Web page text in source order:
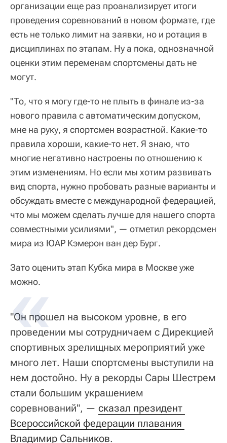
организации еще раз проанализирует итоги
проведения соревнований в новом формате, где
есть не только лимит на заявки, но и ротация в
дисциплинах по этапам. Ну а пока, однозначной
оценки этим переменам спортсмены дать не
могут.
"То, что я могу где-то не плыть в финале из-за
нового правила с автоматическим допуском,
мне на руку, я спортсмен возрастной. Какие-то
правила хороши, какие-то нет. Я знаю, что
многие негативно настроены по отношению к
этим изменениям. Но если мы хотим развивать
вид спорта, нужно пробовать разные варианты и
обсуждать вместе с международной федерацией,
что мы можем сделать лучше для нашего спорта
совместными усилиями", — отметил рекордсмен
мира из ЮАР Кэмерон ван дер Бург.
Зато оценить этап Кубка мира в Москве уже
можно.
"Он прошел на высоком уровне, в его
проведении мы сотрудничаем с Дирекцией
спортивных зрелищных мероприятий уже
много лет. Наши спортсмены выступили на
нем достойно. Ну а рекорды Сары Шестрем
стали большим украшением
соревнований", — сказал президент
Всероссийской федерации плавания
Владимир Сальников.